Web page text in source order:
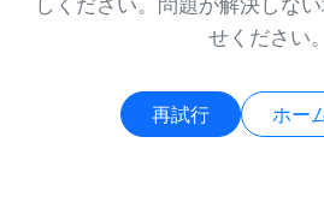
せください。
再試行 ホー